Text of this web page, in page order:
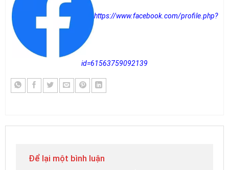
https://www.facebook.com/profile.php?
id=61563759092139
Để lại một bình luận